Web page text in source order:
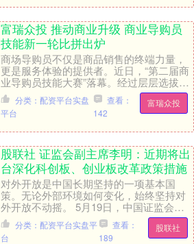
富瑞众投 推动商业升级 商业导购员
技能新一轮比拼出炉
商场导购员不仅是商品销售的终端力量，
更是服务体验的提供者。近日，“第二届商
业导购员技能大赛”落幕。经过层层选拔，
60位决赛选手脱颖而出富瑞众投，最终决
出 “人气....
富瑞众投
分类：配资平台实盘
平台
查看：
142
股联社 证监会副主席李明：近期将出
台深化科创板、创业板改革政策措施
对外开放是中国长期坚持的一项基本国
策。无论外部环境如何变化，始终坚持对
外开放不动摇。 5月19日，中国证监会副
主席李明在深交所2025全球投资者大会上
表示，目前....
股联社
分类：配资平台实盘平
台
查看：
189